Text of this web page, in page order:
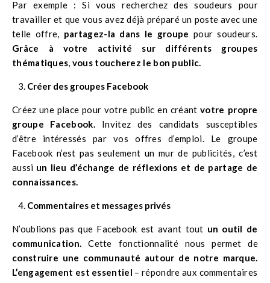
Par exemple : Si vous recherchez des soudeurs pour
travailler et que vous avez déjà préparé un poste avec une
telle offre, partagez-la dans le groupe pour soudeurs.
Grâce à votre activité sur différents groupes
thématiques, vous toucherez le bon public.
Créer des groupes Facebook
Créez une place pour votre public en créantvotre propre
groupe Facebook.Invitez des candidats susceptibles
d’être intéressés par vos offres d’emploi. Le groupe
Facebook n’est pas seulement un mur de publicités, c’est
aussi un lieu d’échange de réflexions et de partage de
connaissances.
Commentaires et messages privés
N’oublions pas que Facebook est avant tout un outil de
communication. Cette fonctionnalité nous permet de
construire une communauté autour de notre marque.
L’engagement est essentiel – répondre aux commentaires